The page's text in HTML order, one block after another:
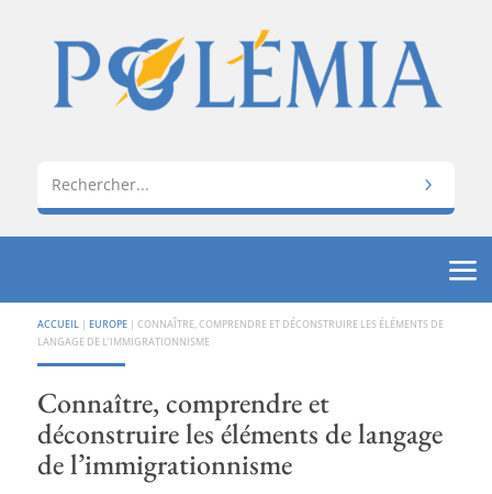
ACCUEIL | EUROPE| CONNAÎTRE, COMPRENDRE ET DÉCONSTRUIRE LES ÉLÉMENTS DE
LANGAGE DE L’IMMIGRATIONNISME
Connaître, comprendre et
déconstruire les éléments de langage
de l’immigrationnisme